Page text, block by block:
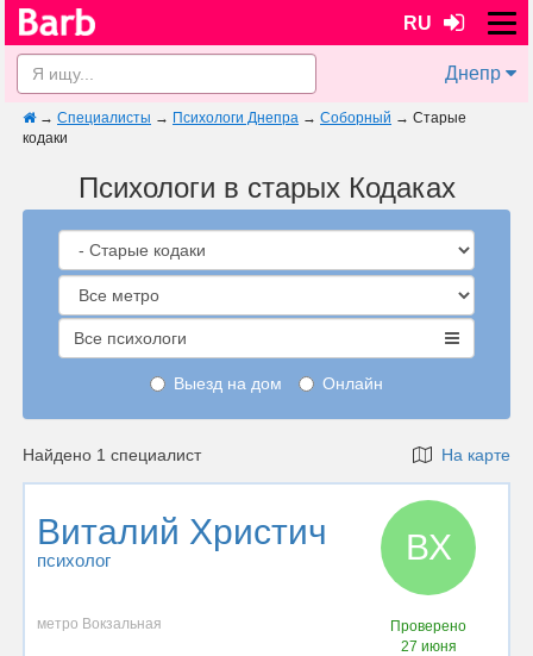
RU
Днепр
→ Специалисты → Психологи Днепра → Соборный → Старые
кодаки
Психологи в старых Кодаках
Все психологи
Выезд на дом Онлайн
Найдено 1 специалист На карте
Виталий Христич
психолог ВХ
метро Вокзальная
Проверено
27 июня